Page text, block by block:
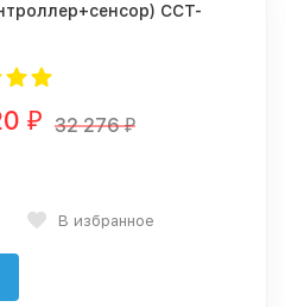
CCT-
₽ 32 276₽
В избранное